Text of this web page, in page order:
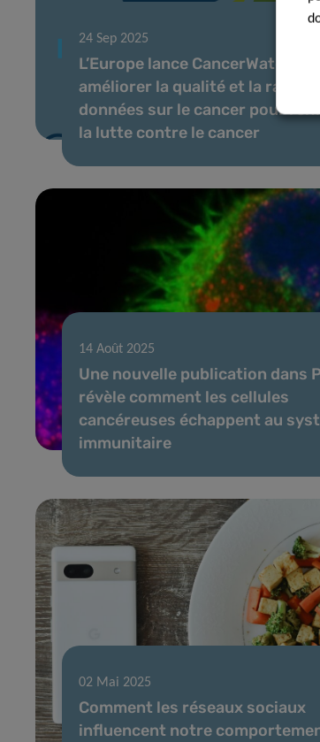
24 Sep 2025
L’Europe lance CancerWatch:
améliorer la qualité et la rapidité
données sur le cancer pour
la lutte contre le cancer
14 Août 2025
Une nouvelle publication dans
révèle comment les cellules
cancéreuses échappent au
immunitaire
02 Mai 2025
Comment les réseaux sociaux
influencent notre